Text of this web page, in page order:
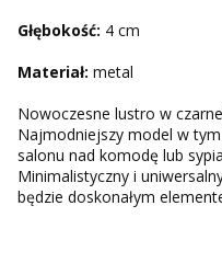
Głębokość: 4 cm
Materiał: metal
Nowoczesne lustro w
Najmodniejszy model w
salonu nad komodę lub
Minimalistyczny i
będzie doskonałym